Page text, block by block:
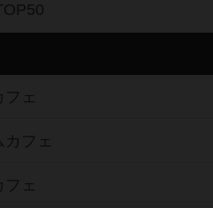
フェ
フェ
フェ